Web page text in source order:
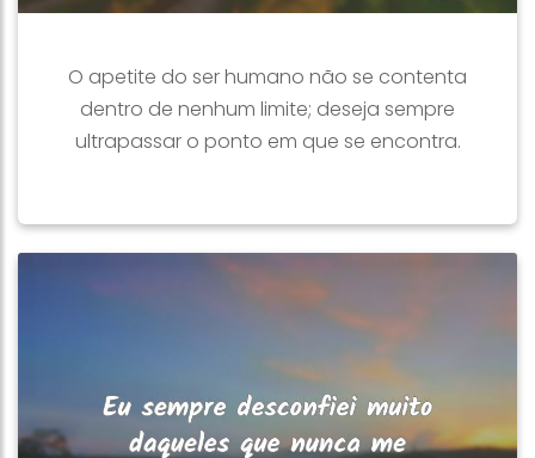
O apetite do ser humano não se contenta
dentro de nenhum limite; deseja sempre
ultrapassar o ponto em que se encontra.